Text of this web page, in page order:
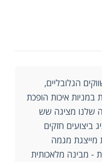
הגלובליים,
איכות הופכת
שלנו מציגה שש
ביצועים חזקים
אחת מייצגת מגמה
- מבינה מלאכותית